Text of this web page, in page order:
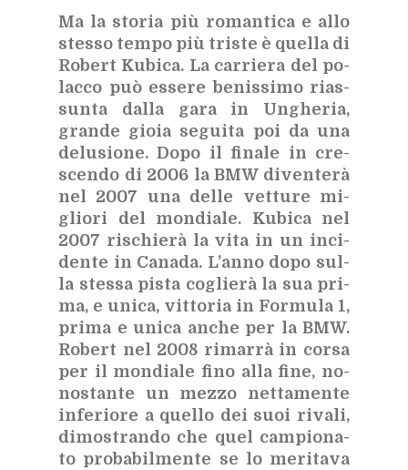
Ma la sto­ria più ro­man­ti­ca e allo
stes­so tem­po più tri­ste è quel­la di
Ro­bert Ku­bi­ca. La car­rie­ra del po­
lac­co può es­se­re be­nis­si­mo rias­
sun­ta dal­la gara in Un­ghe­ria,
gran­de gio­ia se­gui­ta poi da una
de­lu­sio­ne. Dopo il fi­na­le in cre­
scen­do di 2006 la BMW di­ven­te­rà
nel 2007 una del­le vet­tu­re mi­
glio­ri del mon­dia­le. Ku­bi­ca nel
2007 ri­schie­rà la vita in un in­ci­
den­te in Ca­na­da. L’an­no dopo sul­
la stes­sa pi­sta co­glie­rà la sua pri­
ma, e uni­ca, vit­to­ria in For­mu­la 1,
pri­ma e uni­ca an­che per la BMW.
Ro­bert nel 2008 ri­mar­rà in cor­sa
per il mon­dia­le fino alla fine, no­
no­stan­te un mez­zo net­ta­men­te
in­fe­rio­re a quel­lo dei suoi ri­va­li,
di­mo­stran­do che quel cam­pio­na­
to pro­ba­bil­men­te se lo me­ri­ta­va